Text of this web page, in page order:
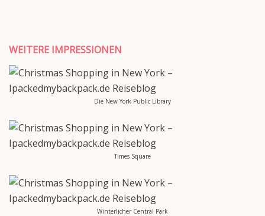
WEITERE IMPRESSIONEN
Die New York Public Library
Times Square
Winterlicher Central Park